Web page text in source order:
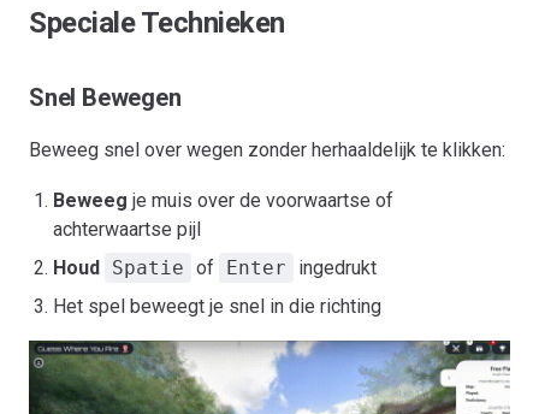
Speciale Technieken
Snel Bewegen
Beweeg snel over wegen zonder herhaaldelijk te klikken:
Beweeg je muis over de voorwaartse of
achterwaartse pijl
Houd Spatie of Enter
ingedrukt
Het spel beweegt je snel in die richting